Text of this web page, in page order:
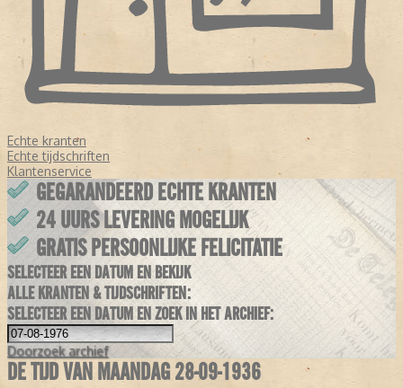
Echte kranten
Echte tijdschriften
Klantenservice
GEGARANDEERD ECHTE KRANTEN
24 UURS LEVERING MOGELIJK
GRATIS PERSOONLIJKE FELICITATIE
SELECTEER EEN DATUM EN BEKIJK
ALLE KRANTEN & TIJDSCHRIFTEN:
SELECTEER EEN DATUM EN ZOEK IN HET ARCHIEF:
Doorzoek archief
DE TIJD VAN MAANDAG 28-09-1936